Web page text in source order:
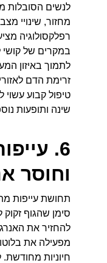
לנשים הסובלות
מחזור, שינויי
רפלקסולוגיה
במקרים של קושי
לתמוך באיזון
זרימת הדם
טיפול קבוע עשוי
שינה ותופעות
6.
וחוסר
תחושת עייפות
סימן שהגוף זקוק
להחזיר את
מפעילה את
חיוניות